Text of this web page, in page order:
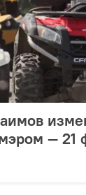
— 21